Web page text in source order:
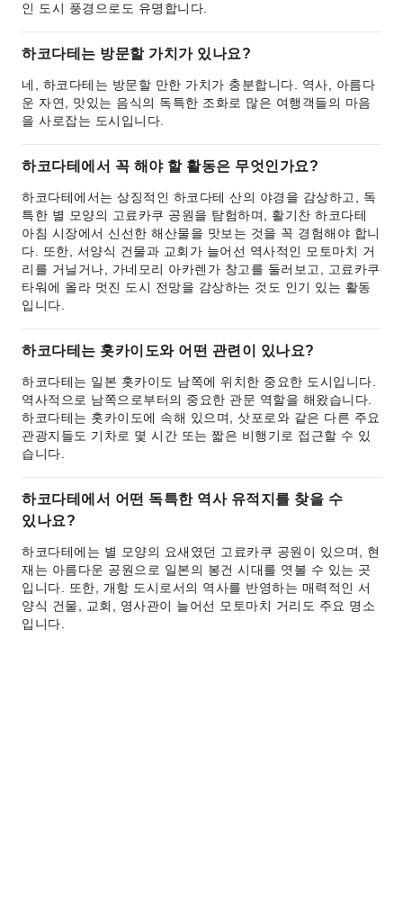
인 도시 풍경으로도 유명합니다.
하코다테는 방문할 가치가 있나요?
네, 하코다테는 방문할 만한 가치가 충분합니다. 역사, 아름다
운 자연, 맛있는 음식의 독특한 조화로 많은 여행객들의 마음
을 사로잡는 도시입니다.
하코다테에서 꼭 해야 할 활동은 무엇인가요?
하코다테에서는 상징적인 하코다테 산의 야경을 감상하고, 독
특한 별 모양의 고료카쿠 공원을 탐험하며, 활기찬 하코다테
아침 시장에서 신선한 해산물을 맛보는 것을 꼭 경험해야 합니
다. 또한, 서양식 건물과 교회가 늘어선 역사적인 모토마치 거
리를 거닐거나, 가네모리 아카렌가 창고를 둘러보고, 고료카쿠
타워에 올라 멋진 도시 전망을 감상하는 것도 인기 있는 활동
입니다.
하코다테는 홋카이도와 어떤 관련이 있나요?
하코다테는 일본 홋카이도 남쪽에 위치한 중요한 도시입니다.
역사적으로 남쪽으로부터의 중요한 관문 역할을 해왔습니다.
하코다테는 홋카이도에 속해 있으며, 삿포로와 같은 다른 주요
관광지들도 기차로 몇 시간 또는 짧은 비행기로 접근할 수 있
습니다.
하코다테에서 어떤 독특한 역사 유적지를 찾을 수
있나요?
하코다테에는 별 모양의 요새였던 고료카쿠 공원이 있으며, 현
재는 아름다운 공원으로 일본의 봉건 시대를 엿볼 수 있는 곳
입니다. 또한, 개항 도시로서의 역사를 반영하는 매력적인 서
양식 건물, 교회, 영사관이 늘어선 모토마치 거리도 주요 명소
입니다.